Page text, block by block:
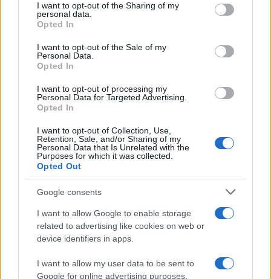
not limited to your visit or usage behaviour. You may click to
grant or deny consent to Google and its third-party tags to
use your data for below specified purposes in below Google
consent section.
I want to opt-out of the Sharing of my
personal data.
Opted In
I want to opt-out of the Sale of my
Personal Data.
Opted In
I want to opt-out of processing my
Personal Data for Targeted Advertising.
Opted In
I want to opt-out of Collection, Use,
Retention, Sale, and/or Sharing of my
Personal Data that Is Unrelated with the
Purposes for which it was collected.
Opted Out
Google consents
I want to allow Google to enable storage
related to advertising like cookies on web or
device identifiers in apps.
I want to allow my user data to be sent to
Google for online advertising purposes.
Condividi l'articolo
F
a
ce
b
o
o
k
T
w
it
te
r
Pi
n
te
re
st
W
at
s
A
p
p
S
a
re
Articolo precedente
Prossimo articolo
NOTIZIE RECENTI
Sangue, musica e solidarietà con Avis Olbia al
Meteo Olbia 9 agosto, temperature in calo